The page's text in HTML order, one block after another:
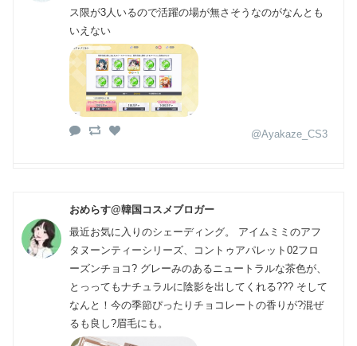
ス限が3人いるので活躍の場が無さそうなのがなんとも
いえない
@Ayakaze_CS3
おめらす@韓国コスメブロガー
最近お気に入りのシェーディング。 アイムミミのアフ
タヌーンティーシリーズ、コントゥアパレット02フロ
ーズンチョコ? グレーみのあるニュートラルな茶色が、
とっってもナチュラルに陰影を出してくれる??? そして
なんと！今の季節ぴったりチョコレートの香りが?混ぜ
るも良し?眉毛にも。